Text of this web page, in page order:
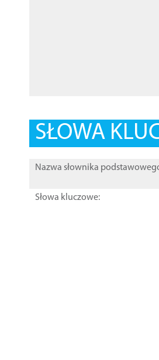
SŁOWA
Nazwa słownika
Słowa kluczowe: